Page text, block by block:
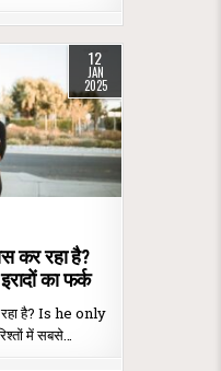
12
JAN
2025
कर रहा है?
का फर्क
रहा है? Is he only
में सबसे…